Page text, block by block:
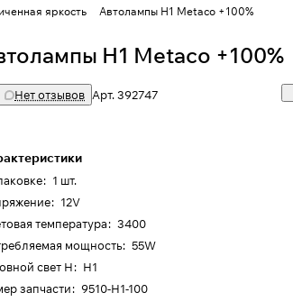
яркость Автолампы H1 Metaco +100%
H1 Metaco +100%
Нет отзывов Арт.392747
: 1 шт.
: 12V
температура: 3400
мощность: 55W
свет H: H1
запчасти: 9510-H1-100